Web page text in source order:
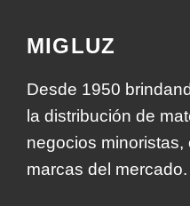
MIGLUZ
Desde 1950
la distribución de
negocios
marcas del mercado.